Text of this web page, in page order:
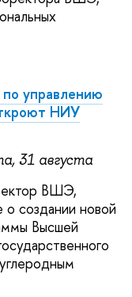
управлению
НИУ
31 августа
ВШЭ,
о создании новой
Высшей